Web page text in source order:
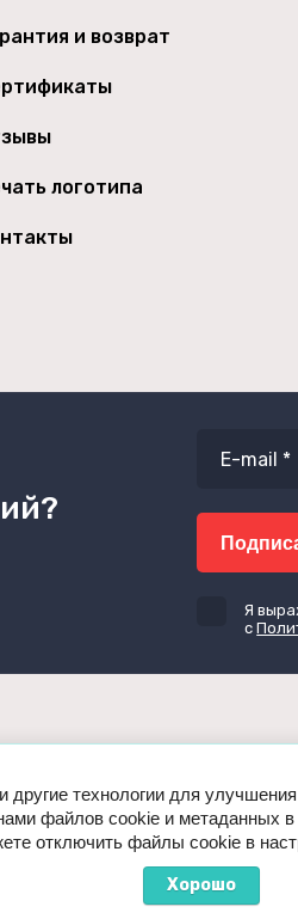
и возврат
логотипа
Я
с
данном сайте,
технологии для
файлов cookie и метаданных в
отключить файлы cookie в
Хорошо